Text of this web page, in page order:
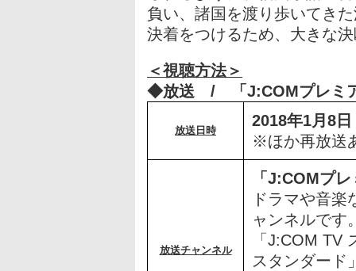
負い、諸国を渡り歩いてき
決着をつけるため、大きな
＜視聴方法＞
◆放送 / 「J:COMプレミ
放送日時
2018年1月8
※ほか再放送
放送チャンネル
「J:COMプ
ドラマや音
ャンネルです
「J:COM TV
スタンダード